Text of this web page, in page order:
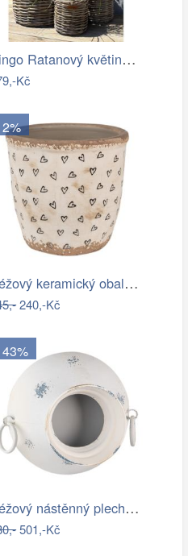
Vingo Ratanový květináč - kulatý…
Kč
Béžový keramický obal na květináč se…
240,-Kč
Béžový nástěnný plechový květináč Fun…
501,-Kč